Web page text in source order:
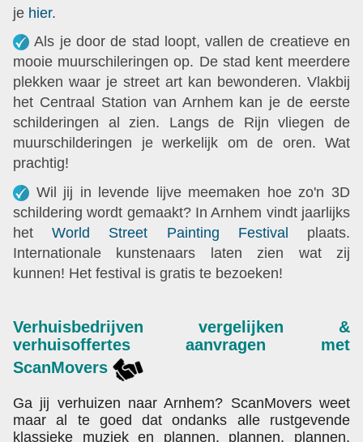
je hier.
Als je door de stad loopt, vallen de creatieve en
mooie muurschileringen op. De stad kent meerdere
plekken waar je street art kan bewonderen. Vlakbij
het Centraal Station van Arnhem kan je de eerste
schilderingen al zien. Langs de Rijn vliegen de
muurschilderingen je werkelijk om de oren. Wat
prachtig!
Wil jij in levende lijve meemaken hoe zo'n 3D
schildering wordt gemaakt? In Arnhem vindt jaarlijks
hetWorld Street Painting Festival plaats.
Internationale kunstenaars laten zien wat zij
kunnen! Het festival is gratis te bezoeken!
Verhuisbedrijven vergelijken &
verhuisoffertes aanvragen met
ScanMovers
Ga jij verhuizen naar Arnhem? ScanMovers weet
maar al te goed dat ondanks alle rustgevende
klassieke muziek en plannen, plannen, plannen,